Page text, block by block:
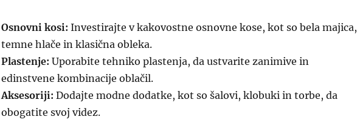
Osnovni kosi: Investirajte v kakovostne osnovne kose, kot so bela majica,
temne hlače in klasična obleka.
Plastenje: Uporabite tehniko plastenja, da ustvarite zanimive in
edinstvene kombinacije oblačil.
Aksesoriji: Dodajte modne dodatke, kot so šalovi, klobuki in torbe, da
obogatite svoj videz.